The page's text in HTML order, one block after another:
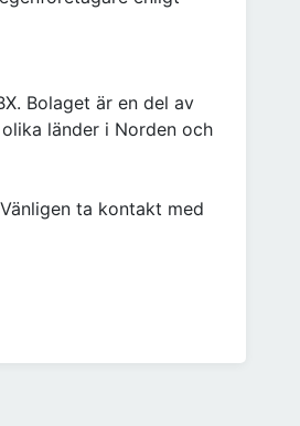
Bolaget är en del av
länder i Norden och
ta kontakt med